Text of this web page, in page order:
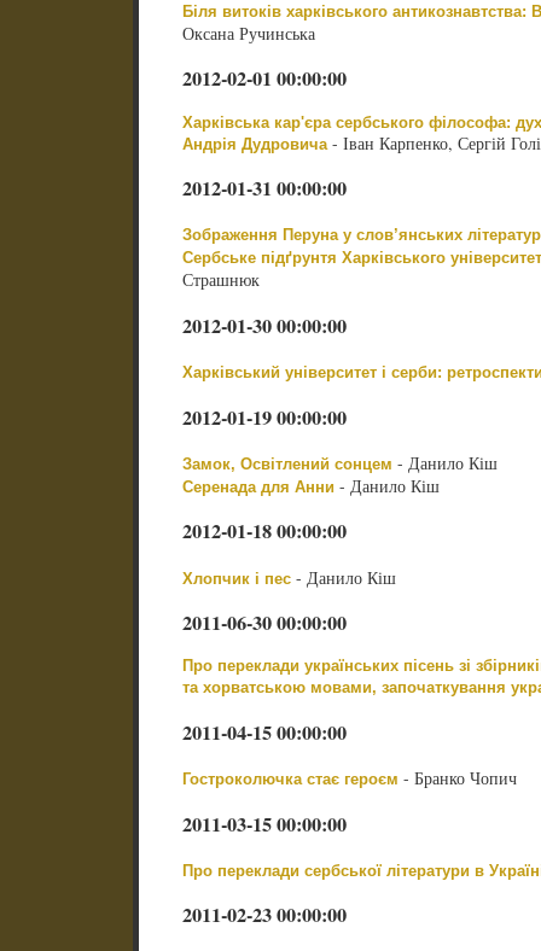
Біля витоків харківського
Оксана Ручинська
2012-02-01 00:00:00
Харківська кар'єра сербського філософа:
Андрія Дудровича- Іван Карпенко, Сергій
2012-01-31 00:00:00
Зображення Перуна у слов’янських
Сербське підґрунтя Харківського
Страшнюк
2012-01-30 00:00:00
Харківський університет і серби:
2012-01-19 00:00:00
Замок, Освітлений сонцем - Данило Кіш
Серенада для Анни - Данило Кіш
2012-01-18 00:00:00
Хлопчик і пес- Данило Кіш
2011-06-30 00:00:00
Про переклади українських пісень зі
та хорватською мовами, започаткування
2011-04-15 00:00:00
Гостроколючка стає героєм - Бранко Чопич
2011-03-15 00:00:00
Про переклади сербської літератури в
2011-02-23 00:00:00